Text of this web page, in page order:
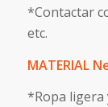
*Contactar
etc.
MATERIAL
*Ropa ligera